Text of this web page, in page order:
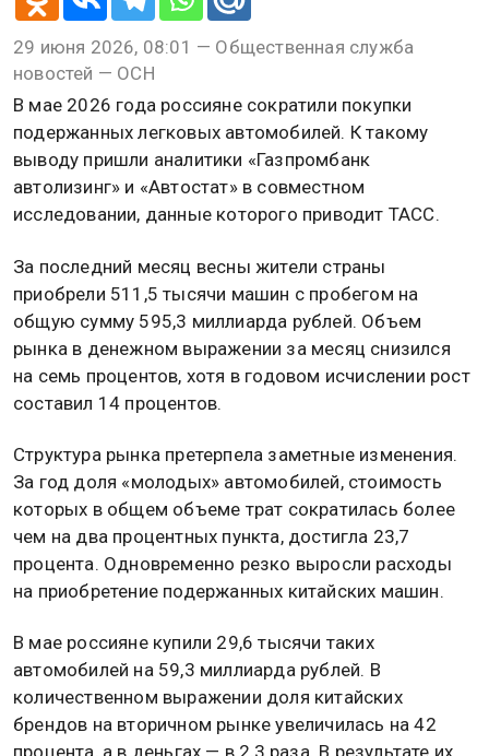
29 июня 2026, 08:01 — Общественная служба
новостей — ОСН
В мае 2026 года россияне сократили покупки
подержанных легковых автомобилей. К такому
выводу пришли аналитики «Газпромбанк
автолизинг» и «Автостат» в совместном
исследовании, данные которого приводит ТАСС.
За последний месяц весны жители страны
приобрели 511,5 тысячи машин с пробегом на
общую сумму 595,3 миллиарда рублей. Объем
рынка в денежном выражении за месяц снизился
на семь процентов, хотя в годовом исчислении рост
составил 14 процентов.
Структура рынка претерпела заметные изменения.
За год доля «молодых» автомобилей, стоимость
которых в общем объеме трат сократилась более
чем на два процентных пункта, достигла 23,7
процента. Одновременно резко выросли расходы
на приобретение подержанных китайских машин.
В мае россияне купили 29,6 тысячи таких
автомобилей на 59,3 миллиарда рублей. В
количественном выражении доля китайских
брендов на вторичном рынке увеличилась на 42